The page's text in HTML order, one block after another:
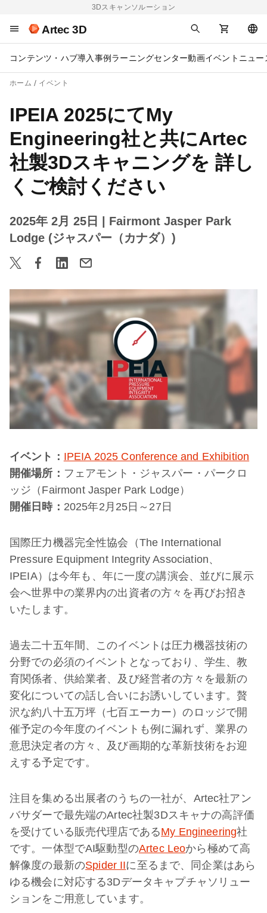
3Dスキャンソルーション
Artec 3D
コンテンツ・ハブ導入事例 ラーニングセンター動画イベント ニュー
ホーム イベント
IPEIA 2025にてMy
Engineering社と共にArtec
社製3Dスキャニングを 詳し
くご検討ください
2025年 2月 25日
| Fairmont Jasper Park
Lodge (ジャスパー（カナダ）)
イベント： IPEIA 2025 Conference and Exhibition
開催場所： フェアモント・ジャスパー・パークロ
ッジ（Fairmont Jasper Park Lodge）
開催日時： 2025年2月25日～27日
国際圧力機器完全性協会（The International
Pressure Equipment Integrity Association、
IPEIA）は今年も、年に一度の講演会、並びに展示
会へ世界中の業界内の出資者の方々を再びお招き
いたします。
過去二十五年間、このイベントは圧力機器技術の
分野での必須のイベントとなっており、学生、教
育関係者、供給業者、及び経営者の方々を最新の
変化についての話し合いにお誘いしています。贅
沢な約八十五万坪（七百エーカー）のロッジで開
催予定の今年度のイベントも例に漏れず、業界の
意思決定者の方々、及び画期的な革新技術をお迎
えする予定です。
注目を集める出展者のうちの一社が、Artec社アン
バサダーで最先端のArtec社製3Dスキャナの高評価
を受けている販売代理店であるMy Engineering社
です。一体型でAI駆動型のArtec Leoから極めて高
解像度の最新のSpider IIに至るまで、同企業はあら
ゆる機会に対応する3Dデータキャプチャソリュー
ションをご用意しています。